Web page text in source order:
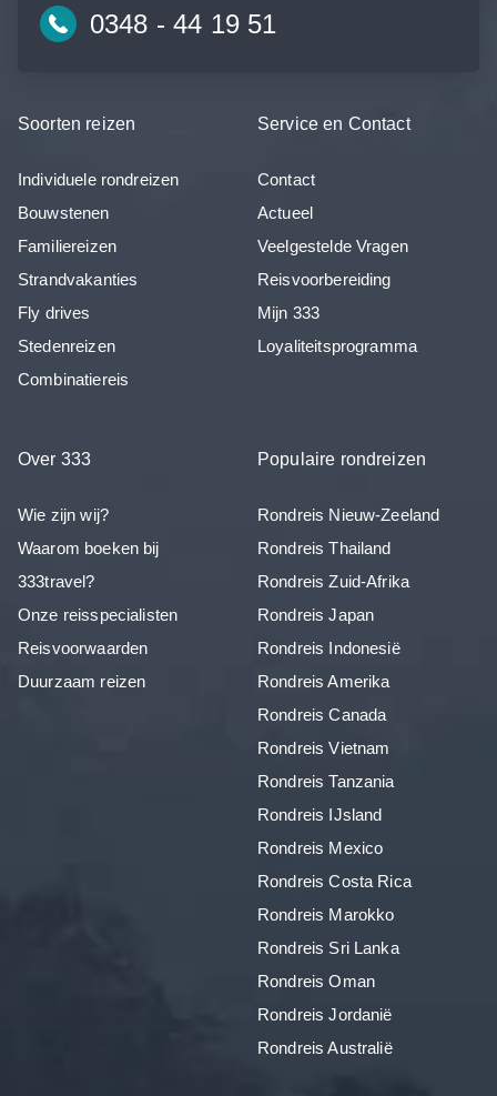
0348 - 44 19 51
Soorten reizen
Individuele rondreizen
Bouwstenen
Familiereizen
Strandvakanties
Fly drives
Stedenreizen
Combinatiereis
Service en Contact
Contact
Actueel
Veelgestelde Vragen
Reisvoorbereiding
Mijn 333
Loyaliteitsprogramma
Over 333
Wie zijn wij?
Waarom boeken bij
333travel?
Onze reisspecialisten
Reisvoorwaarden
Duurzaam reizen
Populaire rondreizen
Rondreis Nieuw-Zeeland
Rondreis Thailand
Rondreis Zuid-Afrika
Rondreis Japan
Rondreis Indonesië
Rondreis Amerika
Rondreis Canada
Rondreis Vietnam
Rondreis Tanzania
Rondreis IJsland
Rondreis Mexico
Rondreis Costa Rica
Rondreis Marokko
Rondreis Sri Lanka
Rondreis Oman
Rondreis Jordanië
Rondreis Australië